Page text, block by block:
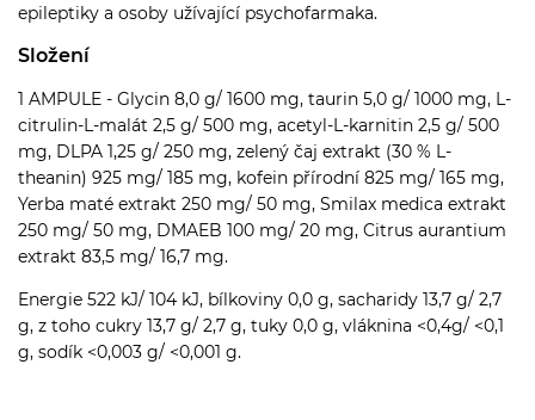
epileptiky a osoby užívající psychofarmaka.
Složení
1 AMPULE - Glycin 8,0 g/ 1600 mg, taurin 5,0 g/ 1000 mg, L-
citrulin-L-malát 2,5 g/ 500 mg, acetyl-L-karnitin 2,5 g/ 500
mg, DLPA 1,25 g/ 250 mg, zelený čaj extrakt (30 % L-
theanin) 925 mg/ 185 mg, kofein přírodní 825 mg/ 165 mg,
Yerba maté extrakt 250 mg/ 50 mg, Smilax medica extrakt
250 mg/ 50 mg, DMAEB 100 mg/ 20 mg, Citrus aurantium
extrakt 83,5 mg/ 16,7 mg.
Energie 522 kJ/ 104 kJ, bílkoviny 0,0 g, sacharidy 13,7 g/ 2,7
g, z toho cukry 13,7 g/ 2,7 g, tuky 0,0 g, vláknina <0,4g/ <0,1
g, sodík <0,003 g/ <0,001 g.